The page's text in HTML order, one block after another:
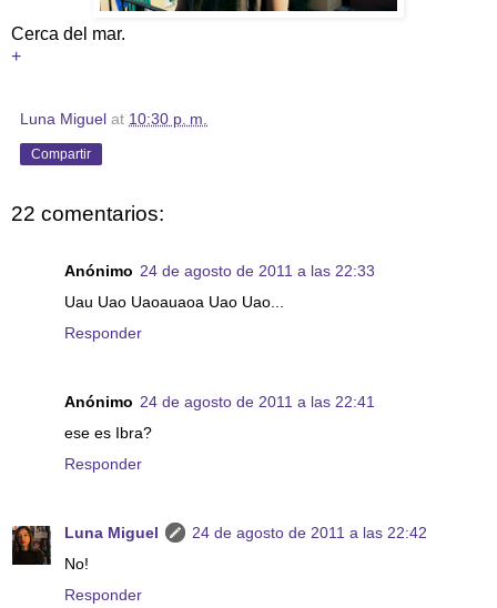
Cerca del mar.
+
Luna Miguel at 10:30 p. m.
Compartir
22 comentarios:
Anónimo 24 de agosto de 2011 a las 22:33
Uau Uao Uaoauaoa Uao Uao...
Responder
Anónimo 24 de agosto de 2011 a las 22:41
ese es Ibra?
Responder
Luna Miguel
24 de agosto de 2011 a las 22:42
No!
Responder